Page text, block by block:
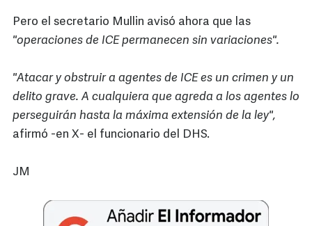
Pero el secretario Mullin avisó ahora que las
"operaciones de ICE permanecen sin variaciones".
"Atacar y obstruir a agentes de ICE es un crimen y un
delito grave. A cualquiera que agreda a los agentes lo
perseguirán hasta la máxima extensión de la ley",
afirmó -en X- el funcionario del DHS.
JM